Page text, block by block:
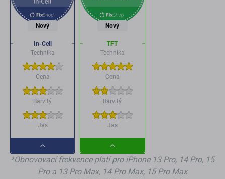
Nový
In-Cell
Technika
Cena
Barvitý
Jas
Dropdown
button
Nový
TFT
Technika
Cena
Barvitý
Jas
Dropdown
button
*Obnovovací frekvence platí pro iPhone 13 Pro, 14 Pro, 15
Pro a 13 Pro Max, 14 Pro Max, 15 Pro Max